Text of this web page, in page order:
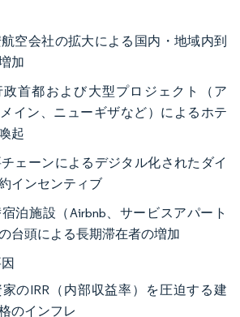
航空会社の拡大による国内・地域内到
加
政首都および大型プロジェクト（ア
イン、ニューギザなど）によるホテ
起
チェーンによるデジタル化されたダイ
インセンティブ
宿泊施設（Airbnb、サービスアパート
台頭による長期滞在者の増加
家のIRR（内部収益率）を圧迫する建
のインフレ